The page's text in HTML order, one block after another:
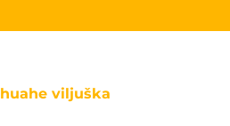
huahe viljuška